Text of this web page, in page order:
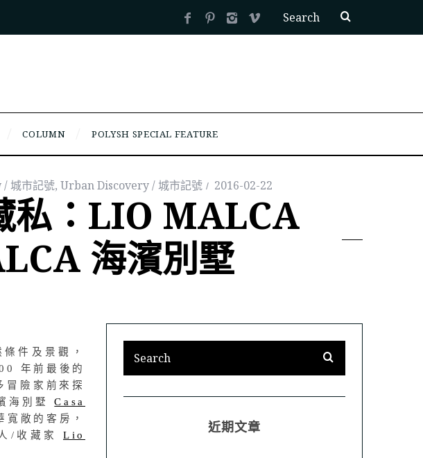
COLUMN POLYSH SPECIAL FEATURE
城市記號, Urban Discovery / 城市記號 2016-02-22
私：LIO MALCA
海濱別墅
件及景觀，
年前最後的
冒險家前來探
海別墅Casa
敞的客房，
/收藏家 Lio
近期文章